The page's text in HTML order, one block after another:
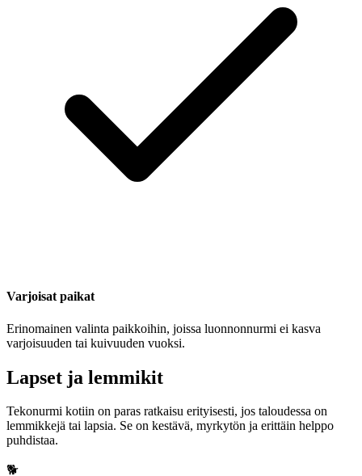
Varjoisat paikat
Erinomainen valinta paikkoihin, joissa luonnonnurmi ei kasva
varjoisuuden tai kuivuuden vuoksi.
Lapset ja lemmikit
Tekonurmi kotiin on paras ratkaisu erityisesti, jos taloudessa on
lemmikkejä tai lapsia. Se on kestävä, myrkytön ja erittäin helppo
puhdistaa.
🐕